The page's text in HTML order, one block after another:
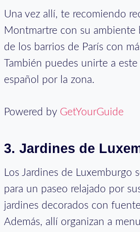
Una vez allí, te recomiendo
Montmartre con su ambiente
de los barrios de París con
También puedes unirte a este
español por la zona.
Powered by GetYourGuide
3. Jardines de
Los Jardines de Luxemburgo
para un paseo relajado por
jardines decorados con
Además, allí organizan a